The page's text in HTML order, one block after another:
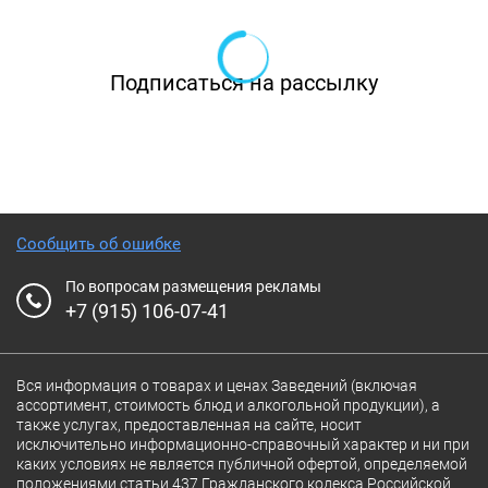
Подписаться на рассылку
Сообщить об ошибке
По вопросам размещения рекламы
+7 (915) 106-07-41
Вся информация о товарах и ценах Заведений (включая
ассортимент, стоимость блюд и алкогольной продукции), а
также услугах, предоставленная на сайте, носит
исключительно информационно-справочный характер и ни при
каких условиях не является публичной офертой, определяемой
положениями статьи 437 Гражданского кодекса Российской